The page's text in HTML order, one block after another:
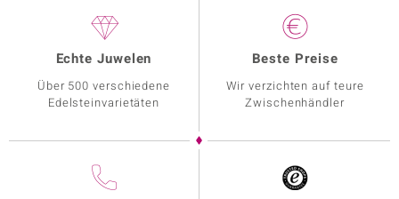
Echte Juwelen
Über 500 verschiedene
Edelsteinvarietäten
Beste Preise
Wir verzichten auf teure
Zwischenhändler